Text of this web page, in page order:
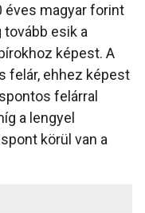
éves magyar forint
esik a
képest. A
felár, ehhez képest
felárral
a lengyel
körül van a